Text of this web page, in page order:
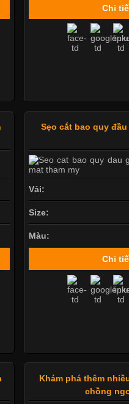
Chi
Sẹo cắt bao quy
Vải:
Size:
Màu:
Chi
Khám phá thêm
chồng